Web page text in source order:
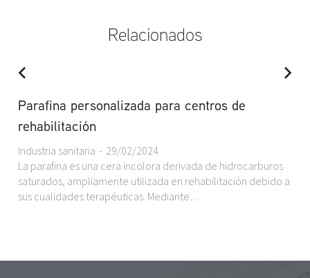
Relacionados
Parafina personalizada para centros de
rehabilitación
Industria sanitaria
29/02/2024
La parafina es una cera incolora derivada de hidrocarburos
saturados, ampliamente utilizada en rehabilitación debido a
sus cualidades terapéuticas. Mediante…